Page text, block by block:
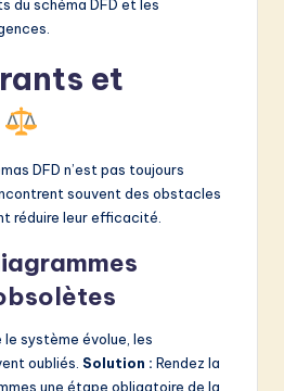
du schéma DFD et les
et
DFD n’est pas toujours
souvent des obstacles
réduire leur efficacité.
le système évolue, les
oubliés. Solution : Rendez la
une étape obligatoire de la